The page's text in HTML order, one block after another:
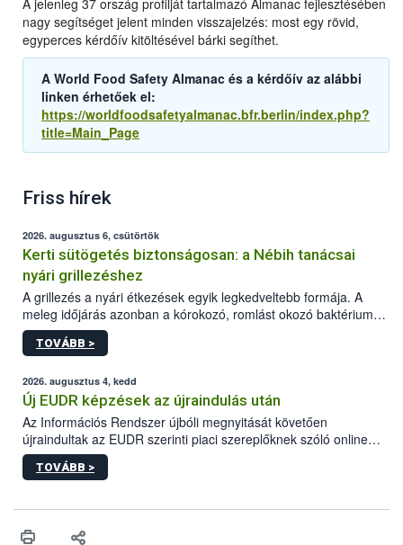
A jelenleg 37 ország profilját tartalmazó Almanac fejlesztésében
nagy segítséget jelent minden visszajelzés: most egy rövid,
egyperces kérdőív kitöltésével bárki segíthet.
A World Food Safety Almanac és a kérdőív az alábbi
linken érhetőek el:
https://worldfoodsafetyalmanac.bfr.berlin/index.php?
title=Main_Page
Friss hírek
2026. augusztus 6, csütörtök
Kerti sütögetés biztonságosan: a Nébih tanácsai
nyári grillezéshez
A grillezés a nyári étkezések egyik legkedveltebb formája. A
meleg időjárás azonban a kórokozó, romlást okozó baktériumok
gyorsabb szaporodásának is kedvez. A szabadtéri sütögetés
ezért nem csupán a megfelelő sütési technikáról szól: legalább
higiéniai szabályok betartása, a megfelelő hőkezelés, valamint a
maradékok szakszerű tárolása. A Nemzeti Élelmiszerlánc-
biztonsági Hivatal (Nébih) Oktatási Programja összegyűjtötte a
biztonságos grillezés legfontosabb tudnivalóit.
TOVÁBB >
2026. augusztus 4, kedd
Új EUDR képzések az újraindulás után
Az Információs Rendszer újbóli megnyitását követően
újraindultak az EUDR szerinti piaci szereplőknek szóló online
képzések.
TOVÁBB >